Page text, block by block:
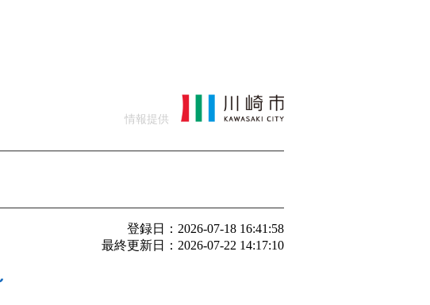
情報提供
登録日：2026-07-18 16:41:58
最終更新日：2026-07-22 14:17:10